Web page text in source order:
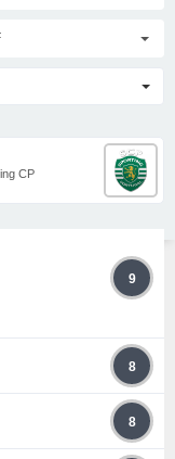
CP
9
8
8